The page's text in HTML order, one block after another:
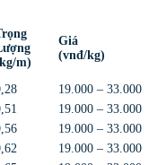
m)
Giá
(vnđ/kg)
19.000 – 33.000
19.000 – 33.000
19.000 – 33.000
19.000 – 33.000